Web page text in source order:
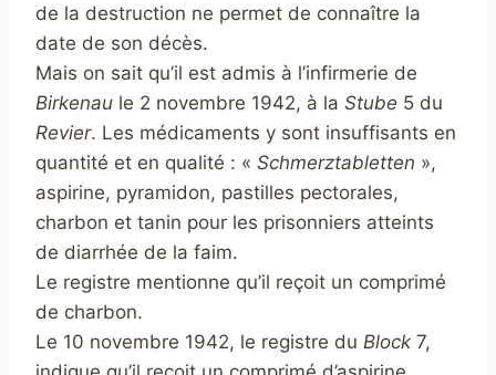
de la destruction ne permet de connaître la
date de son décès.
Mais on sait qu’il est admis à l’infirmerie de
Birkenau le 2 novembre 1942, à la Stube 5 du
Revier. Les médicaments y sont insuffisants en
quantité et en qualité : « Schmerztabletten »,
aspirine, pyramidon, pastilles pectorales,
charbon et tanin pour les prisonniers atteints
de diarrhée de la faim.
Le registre mentionne qu’il reçoit un comprimé
de charbon.
Le 10 novembre 1942, le registre du Block 7,